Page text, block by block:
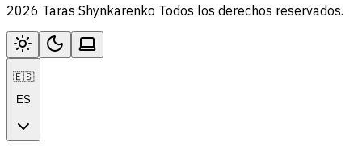
2026 Taras Shynkarenko Todos los derechos reservados.
🇪🇸
ES